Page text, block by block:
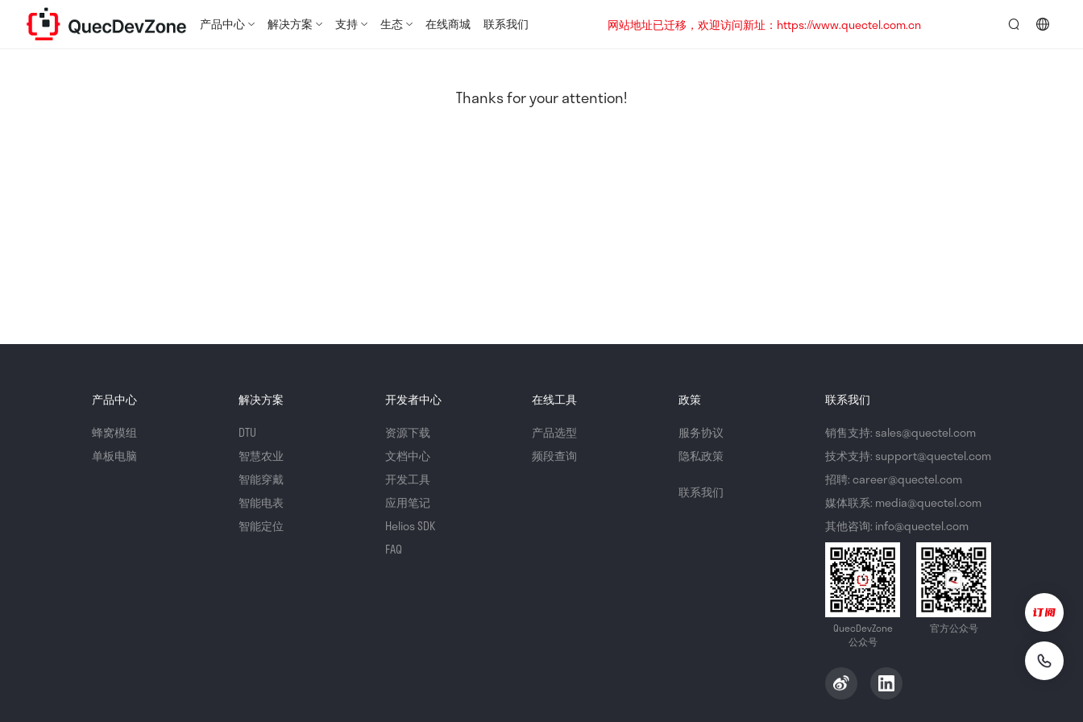
产品中心 解决方案 支持 生态 在线商城 联系我们
网站地址已迁移，欢迎访问新址：https://www.quectel.com.cn
Thanks for your attention!
产品中心
蜂窝模组
单板电脑
解决方案
DTU
智慧农业
智能穿戴
智能电表
智能定位
开发者中心
资源下载
文档中心
开发工具
应用笔记
Helios SDK
FAQ
在线工具
产品选型
频段查询
政策
服务协议
隐私政策
联系我们
联系我们
销售支持: sales@quectel.com
技术支持: support@quectel.com
招聘: career@quectel.com
媒体联系: media@quectel.com
其他咨询: info@quectel.com
QuecDevZone
公众号
官方公众号